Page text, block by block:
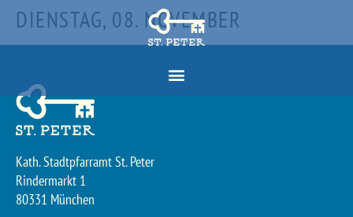
DIENSTAG, 08. NOVEMBER
Kath. Stadtpfarramt St. Peter
Rindermarkt 1
80331 München